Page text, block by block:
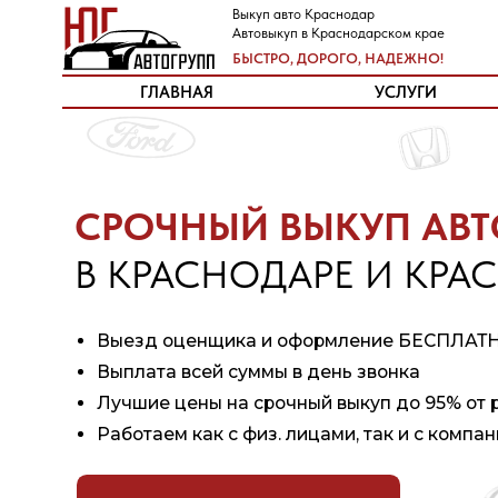
ГЛАВНАЯ УСЛУГИ
Выкуп авто Краснодар
Автовыкуп в Краснодарском крае
БЫСТРО, ДОРОГО, НАДЕЖНО!
ГЛАВНАЯ УСЛУГИ
Выкуп авто в Краснодаре
Скупка машин в Краснодарском крае
БЫСТРО, ДОРОГО, НАДЕЖНО!
СРОЧНЫЙ ВЫКУП АВТО
В КРАСНОДАРЕ И
Выплата всей суммы в день звонка
Лучшие цены на срочный выкуп до 95% от
Работаем как с физ. лицами, так и с компаниями